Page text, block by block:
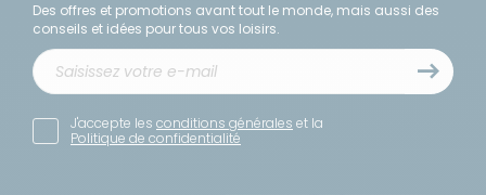
Des offres et promotions avant tout le monde, mais aussi des
conseils et idées pour tous vos loisirs.
J'accepte les conditions générales et la
Politique de confidentialité